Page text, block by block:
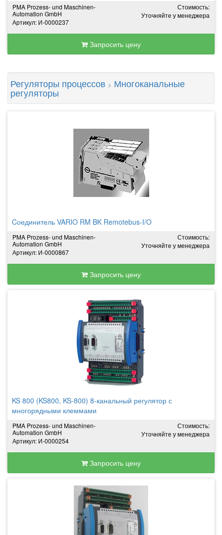
PMA Prozess- und Maschinen-
Automation GmbH
Артикул: И-0000237
Стоимость:
Уточняйте у менеджера
Запросить цену
Регуляторы процессов > Многоканальные
регуляторы
Cоединитель VARIO RM BK Remotebus-I/O
PMA Prozess- und Maschinen-
Automation GmbH
Артикул: И-0000867
Стоимость:
Уточняйте у менеджера
Запросить цену
KS 800 (KS800, KS-800) 8-канальный регулятор с
многорядными клеммами
PMA Prozess- und Maschinen-
Automation GmbH
Артикул: И-0000254
Стоимость:
Уточняйте у менеджера
Запросить цену